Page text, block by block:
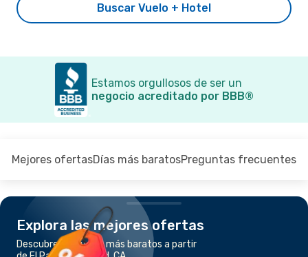
Buscar Vuelo + Hotel
Estamos orgullosos de ser un
negocio acreditado por BBB®
Mejores ofertasDías más baratosPreguntas frecuentes
Explora las mejores ofertas
Descubre los vuelos más baratos a partir